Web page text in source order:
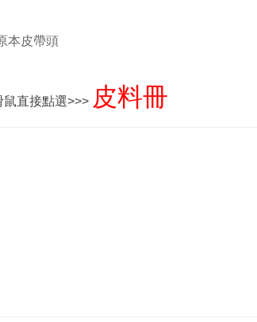
本皮帶頭
直接點選>>> 皮料冊